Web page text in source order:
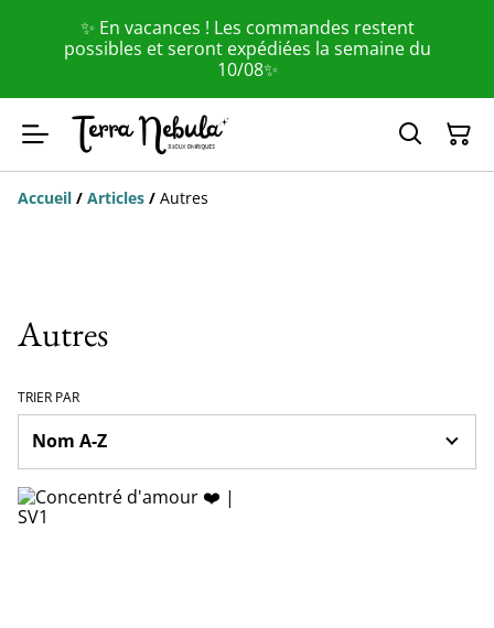
✨ En vacances ! Les commandes restent
possibles et seront expédiées la semaine du
10/08✨
Accueil / Articles / Autres
Autres
TRIER PAR